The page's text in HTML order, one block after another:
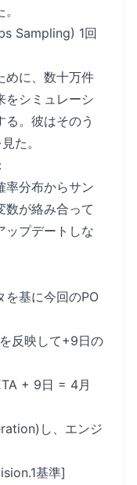
Sampling) 1回
めに、数十万件
をシミュレーシ
る。彼はそのう
た。
率分布からサン
数が絡み合って
ップデートしな
を基に今回のPO
反映して+9日の
+ 9日 = 4月
し、エンジ
基準]